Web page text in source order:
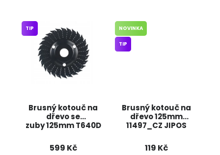
Brusný kotouč na
dřevo se
zuby 125mm T640D
TIP
599 Kč
Brusný kotouč na
dřevo 125mm
11497_CZ JIPOS
NOVINKA
TIP
119 Kč